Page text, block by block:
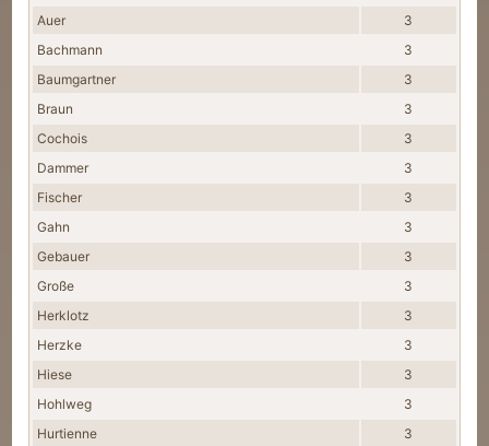
Auer
3
Bachmann
3
Baumgartner
3
Braun
3
Cochois
3
Dammer
3
Fischer
3
Gahn
3
Gebauer
3
Große
3
Herklotz
3
Herzke
3
Hiese
3
Hohlweg
3
Hurtienne
3